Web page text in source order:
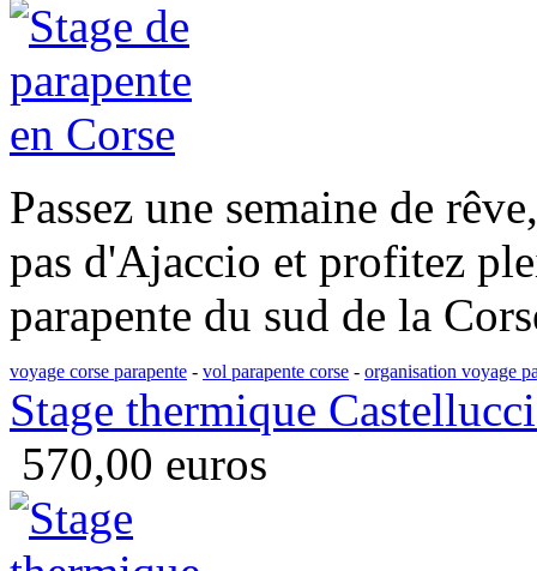
Passez une semaine de
pas d'Ajaccio et profitez
parapente du sud de la
voyage corse parapente - vol parapente corse - organisation voyage
Stage thermique
570,00 euros